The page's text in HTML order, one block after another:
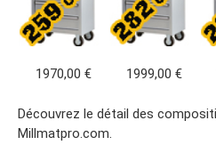
1970,00 € 1999,00 €
Découvrez le détail des
Millmatpro.com.